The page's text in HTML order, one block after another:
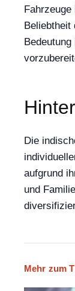
Beliebtheit
Die
aufgrund
und
Mehr zum